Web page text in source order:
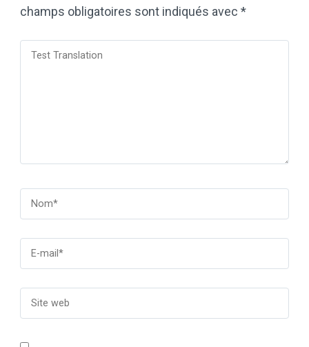
champs obligatoires sont indiqués avec *